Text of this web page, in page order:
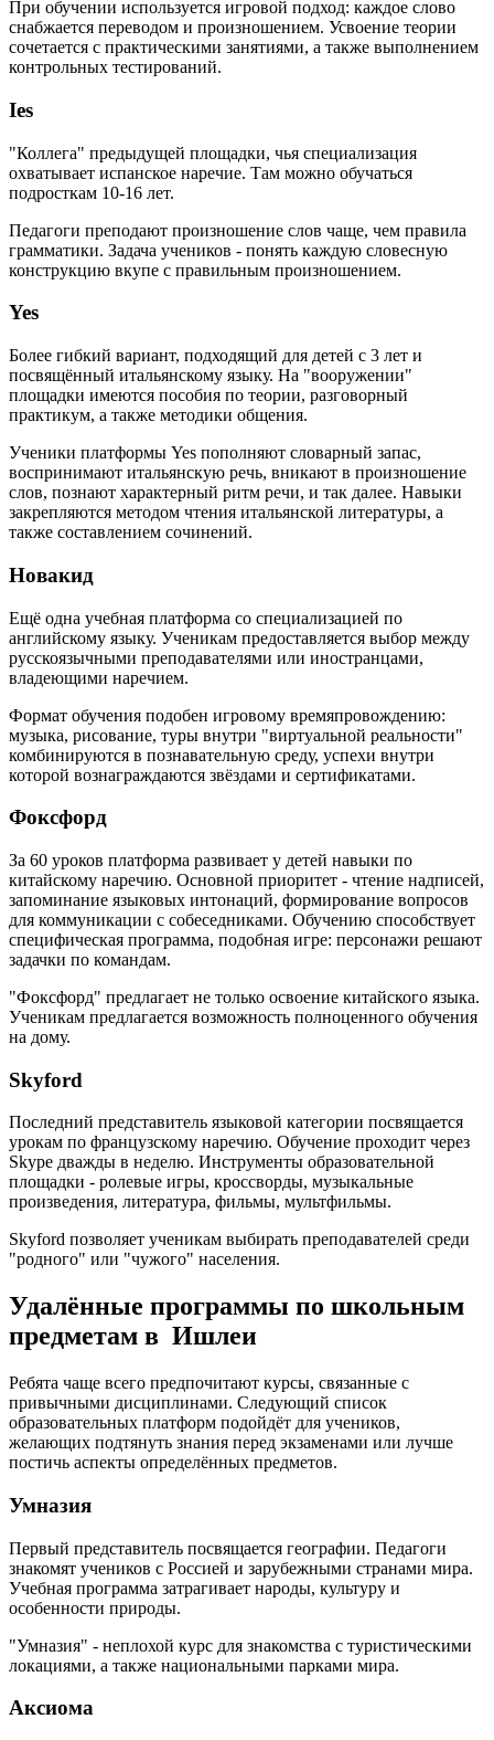
При обучении используется игровой подход: каждое слово
снабжается переводом и произношением. Усвоение теории
сочетается с практическими занятиями, а также выполнением
контрольных тестирований.
Ies
"Коллега" предыдущей площадки, чья специализация
охватывает испанское наречие. Там можно обучаться
подросткам 10-16 лет.
Педагоги преподают произношение слов чаще, чем правила
грамматики. Задача учеников - понять каждую словесную
конструкцию вкупе с правильным произношением.
Yes
Более гибкий вариант, подходящий для детей с 3 лет и
посвящённый итальянскому языку. На "вооружении"
площадки имеются пособия по теории, разговорный
практикум, а также методики общения.
Ученики платформы Yes пополняют словарный запас,
воспринимают итальянскую речь, вникают в произношение
слов, познают характерный ритм речи, и так далее. Навыки
закрепляются методом чтения итальянской литературы, а
также составлением сочинений.
Новакид
Ещё одна учебная платформа со специализацией по
английскому языку. Ученикам предоставляется выбор между
русскоязычными преподавателями или иностранцами,
владеющими наречием.
Формат обучения подобен игровому времяпровождению:
музыка, рисование, туры внутри "виртуальной реальности"
комбинируются в познавательную среду, успехи внутри
которой вознаграждаются звёздами и сертификатами.
Фоксфорд
За 60 уроков платформа развивает у детей навыки по
китайскому наречию. Основной приоритет - чтение надписей,
запоминание языковых интонаций, формирование вопросов
для коммуникации с собеседниками. Обучению способствует
специфическая программа, подобная игре: персонажи решают
задачки по командам.
"Фоксфорд" предлагает не только освоение китайского языка.
Ученикам предлагается возможность полноценного обучения
на дому.
Skyford
Последний представитель языковой категории посвящается
урокам по французскому наречию. Обучение проходит через
Skype дважды в неделю. Инструменты образовательной
площадки - ролевые игры, кроссворды, музыкальные
произведения, литература, фильмы, мультфильмы.
Skyford позволяет ученикам выбирать преподавателей среди
"родного" или "чужого" населения.
Удалённые программы по школьным
предметам в Ишлеи
Ребята чаще всего предпочитают курсы, связанные с
привычными дисциплинами. Следующий список
образовательных платформ подойдёт для учеников,
желающих подтянуть знания перед экзаменами или лучше
постичь аспекты определённых предметов.
Умназия
Первый представитель посвящается географии. Педагоги
знакомят учеников с Россией и зарубежными странами мира.
Учебная программа затрагивает народы, культуру и
особенности природы.
"Умназия" - неплохой курс для знакомства с туристическими
локациями, а также национальными парками мира.
Аксиома